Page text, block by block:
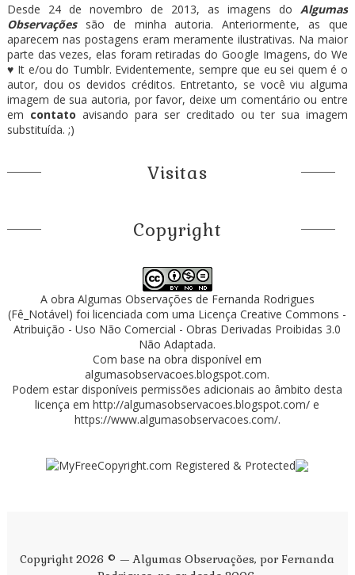
Desde 24 de novembro de 2013, as imagens doAlgumas
Observaçõessão de minha autoria. Anteriormente, as que
aparecem nas postagens eram meramente ilustrativas. Na maior
parte das vezes, elas foram retiradas do Google Imagens, do We
♥ It e/ou do Tumblr. Evidentemente, sempre que eu sei quem é o
autor, dou os devidos créditos. Entretanto, se você viu alguma
imagem de sua autoria, por favor, deixe um comentário ou entre
em contato avisando para ser creditado ou ter sua imagem
substituída. ;)
Visitas
Copyright
A obra Algumas Observações de Fernanda Rodrigues
(Fê_Notável) foi licenciada com uma LicençaCreative Commons -
Atribuição - Uso Não Comercial - Obras Derivadas Proibidas 3.0
Não Adaptada.
Com base na obra disponível em
algumasobservacoes.blogspot.com.
Podem estar disponíveis permissões adicionais ao âmbito desta
licença emhttp://algumasobservacoes.blogspot.com/ e
https://www.algumasobservacoes.com/.
Copyright 2026 © — Algumas Observações, por Fernanda